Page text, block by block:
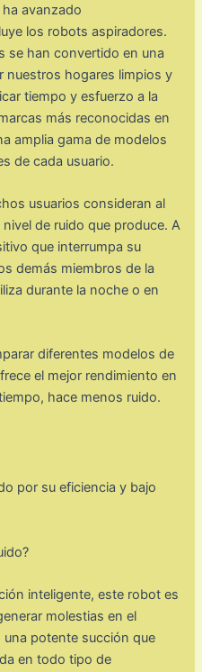
avanzado
los robots aspiradores.
se han convertido en una
nuestros hogares limpios y
tiempo y esfuerzo a la
más reconocidas en
amplia gama de modelos
de cada usuario.
usuarios consideran al
de ruido que produce. A
que interrumpa su
demás miembros de la
durante la noche o en
diferentes modelos de
el mejor rendimiento en
hace menos ruido.
por su eficiencia y bajo
inteligente, este robot es
molestias en el
potente succión que
en todo tipo de